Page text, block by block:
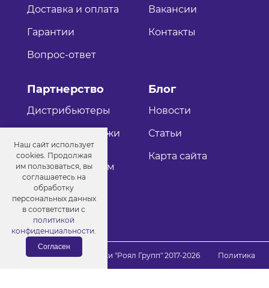
Доставка и оплата
Гарантии
Вопрос-ответ
Вакансии
Контакты
Партнерство
Дистрибьютеры
Оптовые продажи
Как стать
дистрибьютером
Блог
Новости
Статьи
Карта сайта
© Порошковые краски "Роял Групп" 2017-2026
Политика
конфиденциальности
Наш сайт использует
cookies. Продолжая
им пользоваться, вы
соглашаетесь на
обработку
персональных данных
в соответствии с
политикой
конфиденциальности.
Согласен